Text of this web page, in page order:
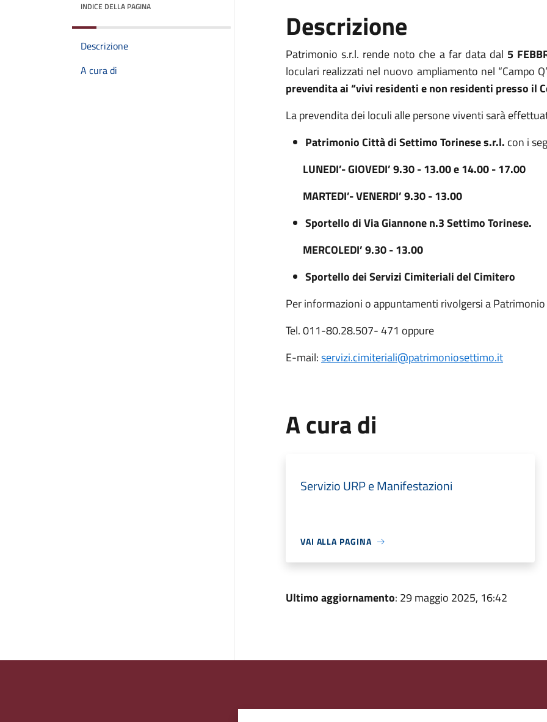
INDICE DELLA PAGINA
Descrizione
A cura di
Descrizione
Patrimonio s.r.l. rende noto che a far data dal 5
loculari realizzati nel nuovo ampliamento nel “Campo
prevendita ai “vivi residenti e non residenti presso il
La prevendita dei loculi alle persone viventi sarà
Patrimonio Città di Settimo Torinese s.r.l. con i
LUNEDI’- GIOVEDI’ 9.30 - 13.00 e 14.00 - 17.00
MARTEDI’- VENERDI’ 9.30 - 13.00
Sportello di Via Giannone n.3 Settimo Torinese.
MERCOLEDI’ 9.30 - 13.00
Sportello dei Servizi Cimiterialidel Cimitero
Per informazioni o appuntamenti rivolgersi a Patrimonio
Tel. 011-80.28.507- 471 oppure
E-mail:servizi.cimiteriali@patrimoniosettimo.it
A cura di
Servizio URP e Manifestazioni
VAI ALLA PAGINA
Ultimo aggiornamento: 29 maggio 2025, 16:42